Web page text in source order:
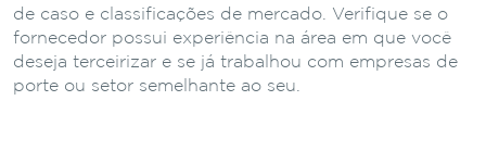
de caso e classificações de mercado. Verifique se o
fornecedor possui experiência na área em que você
deseja terceirizar e se já trabalhou com empresas de
porte ou setor semelhante ao seu.